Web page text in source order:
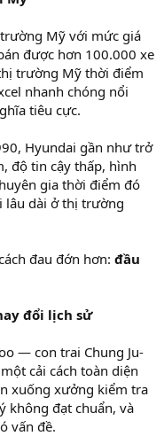
Mỹ với mức giá
được hơn 100.000 xe
trường Mỹ thời điểm
nhanh chóng nổi
tiêu cực.
Hyundai gần như trở
độ tin cậy thấp, hình
gia thời điểm đó
lâu dài ở thị trường
đau đớn hơn: đầu
đổi lịch sử
— con trai Chung Ju-
cải cách toàn diện
xuống xưởng kiểm tra
không đạt chuẩn, và
vấn đề.